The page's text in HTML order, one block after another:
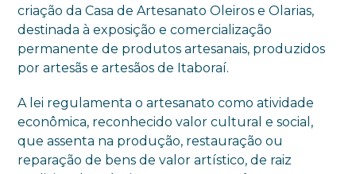
criação da Casa de Artesanato Oleiros e Olarias,
destinada à exposição e comercialização
permanente de produtos artesanais, produzidos
por artesãs e artesãos de Itaboraí.
A lei regulamenta o artesanato como atividade
econômica, reconhecido valor cultural e social,
que assenta na produção, restauração ou
reparação de bens de valor artístico, de raiz